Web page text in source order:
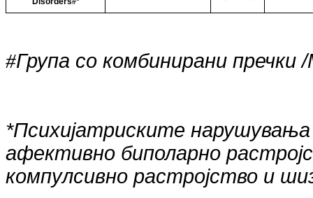
#Група со комбинирани пречки /
*Психијатриските
афективно биполарно
компулсивно растројство и